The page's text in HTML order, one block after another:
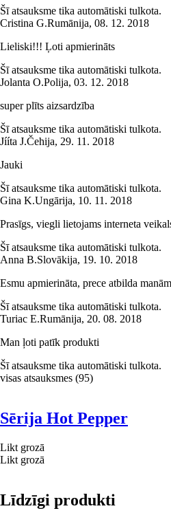
Šī atsauksme tika automātiski tulkota.
Cristina G.Rumānija, 08. 12. 2018
Lieliski!!! Ļoti apmierināts
Šī atsauksme tika automātiski tulkota.
Jolanta O.Polija, 03. 12. 2018
super plīts aizsardzība
Šī atsauksme tika automātiski tulkota.
Jííta J.Čehija, 29. 11. 2018
Jauki
Šī atsauksme tika automātiski tulkota.
Gina K.Ungārija, 10. 11. 2018
Prasīgs, viegli lietojams interneta
Šī atsauksme tika automātiski tulkota.
Anna B.Slovākija, 19. 10. 2018
Esmu apmierināta, prece atbilda
Šī atsauksme tika automātiski tulkota.
Turiac E.Rumānija, 20. 08. 2018
Man ļoti patīk produkti
Šī atsauksme tika automātiski tulkota.
visas atsauksmes (95)
Sērija Hot Pepper
Likt grozā
Likt grozā
Līdzīgi produkti